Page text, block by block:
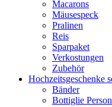
Macarons
Mäusespeck
Pralinen
Reis
Sparpaket
Verkostungen
Zubehör
Hochzeitsgeschenke
Bänder
Bottiglie